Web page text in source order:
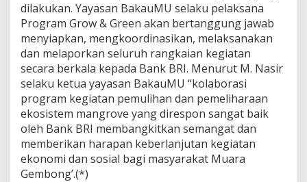
dilakukan. Yayasan BakauMU selaku pelaksana
Program Grow & Green akan bertanggung jawab
menyiapkan, mengkoordinasikan, melaksanakan
dan melaporkan seluruh rangkaian kegiatan
secara berkala kepada Bank BRI. Menurut M. Nasir
selaku ketua yayasan BakauMU “kolaborasi
program kegiatan pemulihan dan pemeliharaan
ekosistem mangrove yang direspon sangat baik
oleh Bank BRI membangkitkan semangat dan
memberikan harapan keberlanjutan kegiatan
ekonomi dan sosial bagi masyarakat Muara
Gembong’.(*)